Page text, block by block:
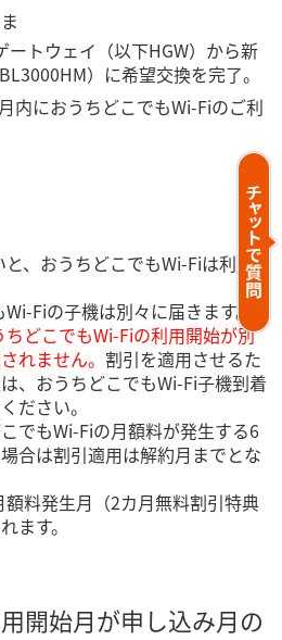
ートウェイ（以下HGW）から新
）に希望交換を完了。
内におうちどこでもWi-Fiのご利
、おうちどこでもWi-Fiは利用
Fiの子機は別々に届きます。
どこでもWi-Fiの利用開始が別
れません。 割引を適用させるた
、おうちどこでもWi-Fi子機到着
ださい。
でもWi-Fiの月額料が発生する6
合は割引適用は解約月までとな
料発生月（2カ月無料割引特典
ます。
開始月が申し込み月の